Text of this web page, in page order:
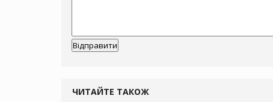
ЧИТАЙТЕ ТАКОЖ